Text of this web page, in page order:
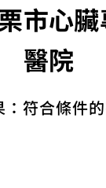
市心
醫院
：符合條件